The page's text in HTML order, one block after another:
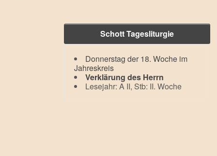
Schott Tagesliturgie
Donnerstag der 18. Woche im
Jahreskreis
Verklärung des Herrn
Lesejahr: A II, Stb: II. Woche